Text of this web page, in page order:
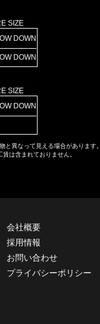
SIZE
DOWN
DOWN
SIZE
DOWN
異なって見える場合があります。
は含まれておりません。
会社概要
採用情報
お問い合わせ
プライバシーポリシー